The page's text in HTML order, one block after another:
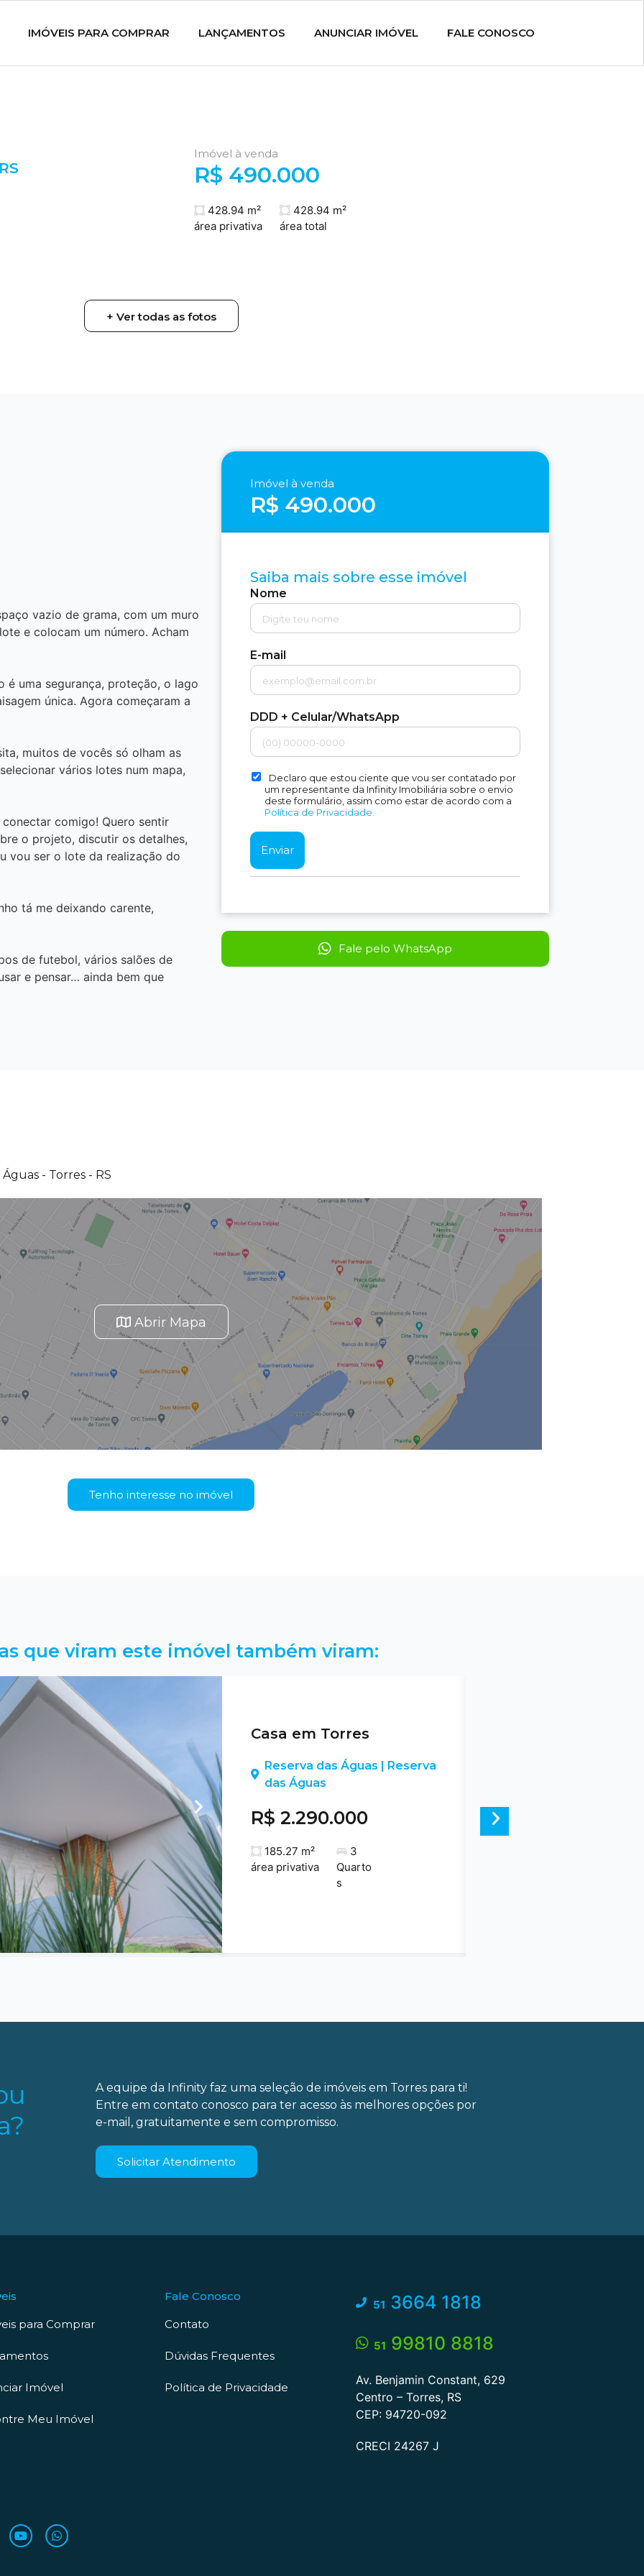
IMÓVEIS PARA COMPRAR LANÇAMENTOS ANUNCIAR IMÓVEL FALE CONOSCO
Imóvel à venda
R$ 490.000
428.94 m²
área privativa
428.94 m²
área total
+ Ver todas as fotos
vazio de grama, com um muro
e colocam um número. Acham
é uma segurança, proteção, o lago
única. Agora começaram a
muitos de vocês só olham as
vários lotes num mapa,
comigo! Quero sentir
o projeto, discutir os detalhes,
vou ser o lote da realização do
tá me deixando carente,
de futebol, vários salões de
e pensar… ainda bem que
Imóvel à venda
R$ 490.000
Saiba mais sobre esse imóvel
Nome
E-mail
DDD + Celular/WhatsApp
Declaro que estou ciente que vou ser contatado por
um representante da Infinity Imobiliária sobre o envio
deste formulário, assim como estar de acordo com a
Política de Privacidade.
Fale pelo WhatsApp
- Torres - RS
Abrir Mapa
Tenho interesse no imóvel
que viram este imóvel também viram:
Casa em Torres
Reserva das Águas | Reserva
das Águas
R$ 2.290.000
185.27 m²
área privativa
3
Quarto
s
A equipe da Infinity faz uma seleção de imóveis em Torres para ti!
Entre em contato conosco para ter acesso às melhores opções por
e-mail, gratuitamente e sem compromisso.
Solicitar Atendimento
para Comprar
Imóvel
Meu Imóvel
Fale Conosco
Contato
Dúvidas Frequentes
Política de Privacidade
51 3664 1818
51 99810 8818
Av. Benjamin Constant, 629
Centro – Torres, RS
CEP: 94720-092
CRECI 24267 J